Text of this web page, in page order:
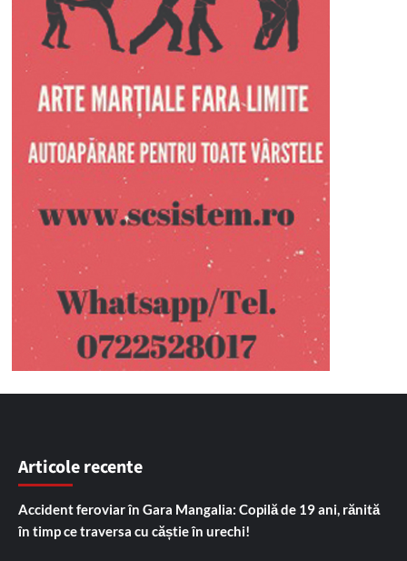
Articole recente
Accident feroviar în Gara Mangalia: Copilă de 19 ani, rănită
în timp ce traversa cu căștie în urechi!